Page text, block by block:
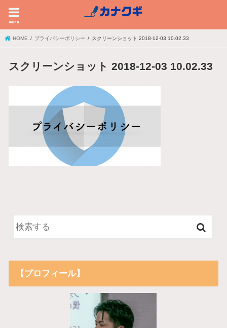
menu
HOME プライバシーポリシー スクリーンショット 2018-12-03 10.02.33
スクリーンショット 2018-12-03 10.02.33
【プロフィール】